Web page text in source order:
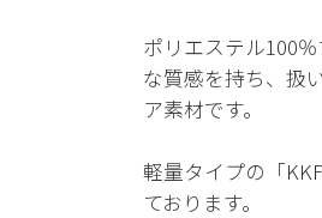
ポリエステル100
な質感を持ち、扱
ア素材です。
軽量タイプの「
ております。